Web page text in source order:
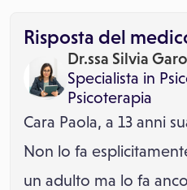
Risposta del
Dr.ssa Silvia
Specialista in
Psicoterapia
Cara Paola, a 13 anni
Non lo fa
un adulto ma lo fa